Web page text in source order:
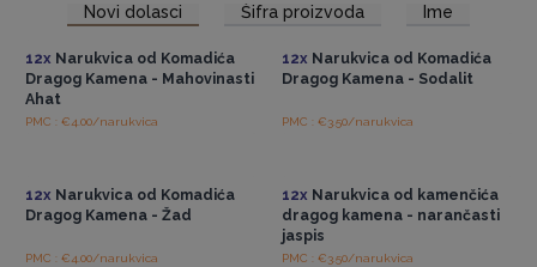
Novi dolasci Šifra proizvoda Ime
cijenama
12x Narukvica od Komadića
Dragog Kamena - Mahovinasti
Ahat
PMC : €4.00/narukvica
cijenama
12x Narukvica od Komadića
Dragog Kamena - Sodalit
PMC : €3.50/narukvica
12x Narukvica od Komadića
Dragog Kamena - Žad
PMC : €4.00/narukvica
12x Narukvica od kamenčića
dragog kamena - narančasti
jaspis
PMC : €3.50/narukvica